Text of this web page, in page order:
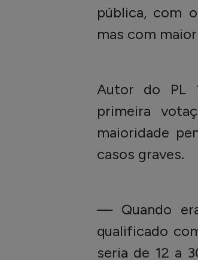
pública, com
mas com
Autor do PL
primeira
maioridade
casos graves.
— Quando
qualificado
seria de 12 a